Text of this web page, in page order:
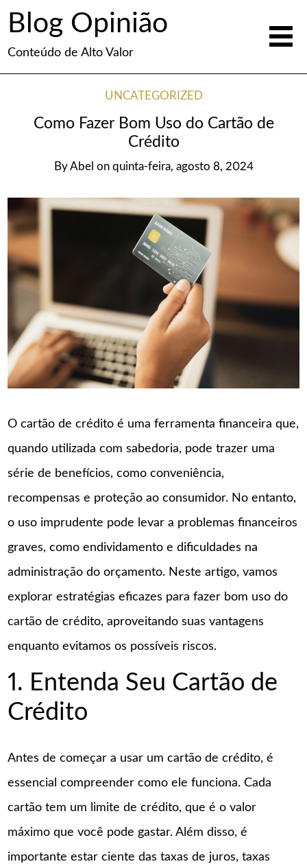
Blog Opinião
Conteúdo de Alto Valor
UNCATEGORIZED
Como Fazer Bom Uso do Cartão de
Crédito
ByAbel on quinta-feira, agosto 8, 2024
O cartão de crédito é uma ferramenta financeira que,
quando utilizada com sabedoria, pode trazer uma
série de benefícios, como conveniência,
recompensas e proteção ao consumidor. No entanto,
o uso imprudente pode levar a problemas financeiros
graves, como endividamento e dificuldades na
administração do orçamento. Neste artigo, vamos
explorar estratégias eficazes para fazer bom uso do
cartão de crédito, aproveitando suas vantagens
enquanto evitamos os possíveis riscos.
1. Entenda Seu Cartão de
Crédito
Antes de começar a usar um cartão de crédito, é
essencial compreender como ele funciona. Cada
cartão tem um limite de crédito, que é o valor
máximo que você pode gastar. Além disso, é
importante estar ciente das taxas de juros, taxas